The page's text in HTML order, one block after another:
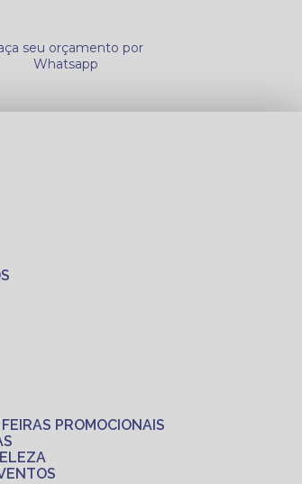
seu orçamento por
Whatsapp
FEIRAS PROMOCIONAIS